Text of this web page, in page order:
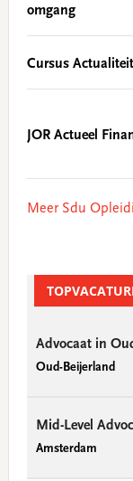
omgang
Cursus
JOR Actueel
Meer Sdu
Advocaat in
Oud-Beijerland
Mid-Level
Amsterdam